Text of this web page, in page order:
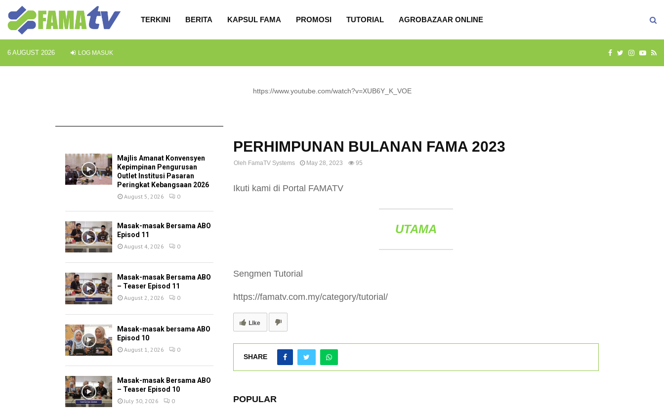
TERKINI BERITA KAPSUL FAMA PROMOSI TUTORIAL AGROBAZAAR ONLINE
6 AUGUST 2026 LOG MASUK FACEBOOK
TWITTER
https://www.youtube.com/watch?v=XUB6Y_K_VOE
PERHIMPUNAN BULANAN FAMA 2023
Oleh FamaTV Systems May 28, 2023 95
Ikuti kami di Portal FAMATV
UTAMA
Sengmen Tutorial
https://famatv.com.my/category/tutorial/
Like
SHARE
POPULAR
Majlis Amanat Konvensyen
Kepimpinan Pengurusan
Outlet Institusi Pasaran
Peringkat Kebangsaan 2026
August 5, 2026 0
Masak-masak Bersama ABO
Episod 11
August 4, 2026 0
Masak-masak Bersama ABO
– Teaser Episod 11
August 2, 2026 0
Masak-masak bersama ABO
Episod 10
August 1, 2026 0
Masak-masak Bersama ABO
– Teaser Episod 10
July 30, 2026 0